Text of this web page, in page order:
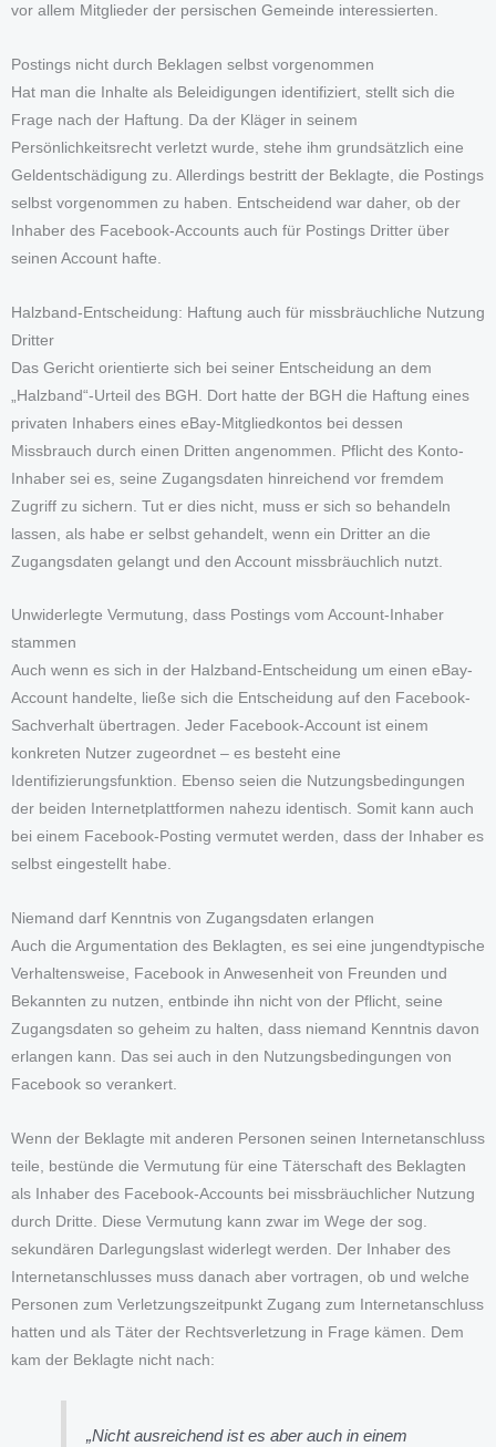
vor allem Mitglieder der persischen Gemeinde interessierten.
Postings nicht durch Beklagen selbst vorgenommen
Hat man die Inhalte als Beleidigungen identifiziert, stellt sich die
Frage nach der Haftung. Da der Kläger in seinem
Persönlichkeitsrecht verletzt wurde, stehe ihm grundsätzlich eine
Geldentschädigung zu. Allerdings bestritt der Beklagte, die Postings
selbst vorgenommen zu haben. Entscheidend war daher, ob der
Inhaber des Facebook-Accounts auch für Postings Dritter über
seinen Account hafte.
Halzband-Entscheidung: Haftung auch für missbräuchliche Nutzung
Dritter
Das Gericht orientierte sich bei seiner Entscheidung an dem
„Halzband“-Urteil des BGH. Dort hatte der BGH die Haftung eines
privaten Inhabers eines eBay-Mitgliedkontos bei dessen
Missbrauch durch einen Dritten angenommen. Pflicht des Konto-
Inhaber sei es, seine Zugangsdaten hinreichend vor fremdem
Zugriff zu sichern. Tut er dies nicht, muss er sich so behandeln
lassen, als habe er selbst gehandelt, wenn ein Dritter an die
Zugangsdaten gelangt und den Account missbräuchlich nutzt.
Unwiderlegte Vermutung, dass Postings vom Account-Inhaber
stammen
Auch wenn es sich in der Halzband-Entscheidung um einen eBay-
Account handelte, ließe sich die Entscheidung auf den Facebook-
Sachverhalt übertragen. Jeder Facebook-Account ist einem
konkreten Nutzer zugeordnet – es besteht eine
Identifizierungsfunktion. Ebenso seien die Nutzungsbedingungen
der beiden Internetplattformen nahezu identisch. Somit kann auch
bei einem Facebook-Posting vermutet werden, dass der Inhaber es
selbst eingestellt habe.
Niemand darf Kenntnis von Zugangsdaten erlangen
Auch die Argumentation des Beklagten, es sei eine jungendtypische
Verhaltensweise, Facebook in Anwesenheit von Freunden und
Bekannten zu nutzen, entbinde ihn nicht von der Pflicht, seine
Zugangsdaten so geheim zu halten, dass niemand Kenntnis davon
erlangen kann. Das sei auch in den Nutzungsbedingungen von
Facebook so verankert.
Wenn der Beklagte mit anderen Personen seinen Internetanschluss
teile, bestünde die Vermutung für eine Täterschaft des Beklagten
als Inhaber des Facebook-Accounts bei missbräuchlicher Nutzung
durch Dritte. Diese Vermutung kann zwar im Wege der sog.
sekundären Darlegungslast widerlegt werden. Der Inhaber des
Internetanschlusses muss danach aber vortragen, ob und welche
Personen zum Verletzungszeitpunkt Zugang zum Internetanschluss
hatten und als Täter der Rechtsverletzung in Frage kämen. Dem
kam der Beklagte nicht nach:
„Nicht ausreichend ist es aber auch in einem